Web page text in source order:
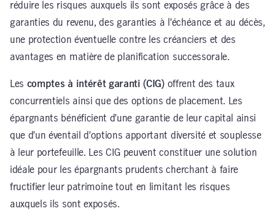
réduire les risques auxquels ils sont exposés grâce à des
garanties du revenu, des garanties à l’échéance et au décès,
une protection éventuelle contre les créanciers et des
avantages en matière de planification successorale.
Les comptes à intérêt garanti (CIG)offrent des taux
concurrentiels ainsi que des options de placement. Les
épargnants bénéficient d’une garantie de leur capital ainsi
que d’un éventail d’options apportant diversité et souplesse
à leur portefeuille. Les CIG peuvent constituer une solution
idéale pour les épargnants prudents cherchant à faire
fructifier leur patrimoine tout en limitant les risques
auxquels ils sont exposés.